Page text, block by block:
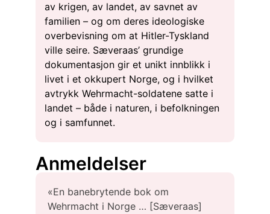
av krigen, av landet, av savnet av
familien – og om deres ideologiske
overbevisning om at Hitler-Tyskland
ville seire. Sæveraas’ grundige
dokumentasjon gir et unikt innblikk i
livet i et okkupert Norge, og i hvilket
avtrykk Wehrmacht-soldatene satte i
landet – både i naturen, i befolkningen
og i samfunnet.
Anmeldelser
«En banebrytende bok om
Wehrmacht i Norge … [Sæveraas]